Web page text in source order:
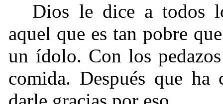
Dios le dice a todos
aquel que es tan pobre
un ídolo. Con los
comida. Después que